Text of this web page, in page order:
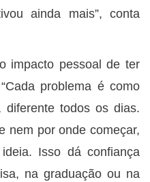
ainda mais”, conta
impacto pessoal de ter
problema é como
diferente todos os dias.
nem por onde começar,
Isso dá confiança
na graduação ou na